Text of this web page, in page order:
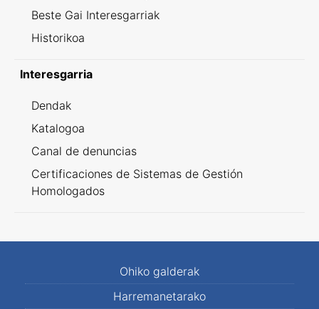
Beste Gai Interesgarriak
Historikoa
Interesgarria
Dendak
Katalogoa
Canal de denuncias
Certificaciones de Sistemas de Gestión
Homologados
Ohiko galderak
Harremanetarako